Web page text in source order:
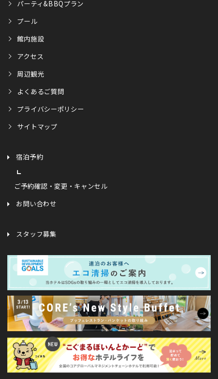
パーティ&BBQプラン
プール
館内施設
アクセス
周辺観光
よくあるご質問
プライバシーポリシー
サイトマップ
宿泊予約
ご予約確認・変更・キャンセル
お問い合わせ
スタッフ募集